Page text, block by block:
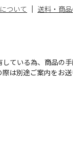
ついて
送料・商
ている為、商品の
は別途ご案内をお